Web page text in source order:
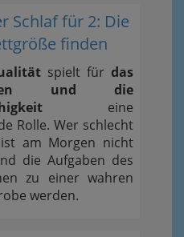
Schlaf für 2: Die
finden
spielt für das
und die
eine
Rolle. Wer schlecht
am Morgen nicht
die Aufgaben des
zu einer wahren
werden.